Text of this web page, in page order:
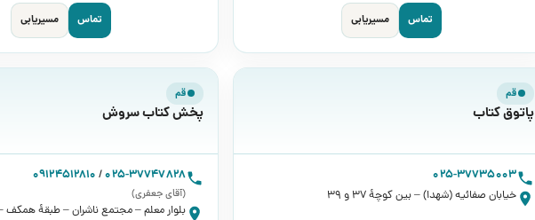
تماس مسیریابی تماس مسیریابی
قم
پاتوق کتاب
025-37735003
خیابان صفائیه (شهدا) – بین کوچۀ 37 و 39
قم
پخش کتاب سروش
025-37747828
/
09124512810
(آقای جعفری)
بلوار معلم – مجتمع ناشران – طبقۀ همکف –